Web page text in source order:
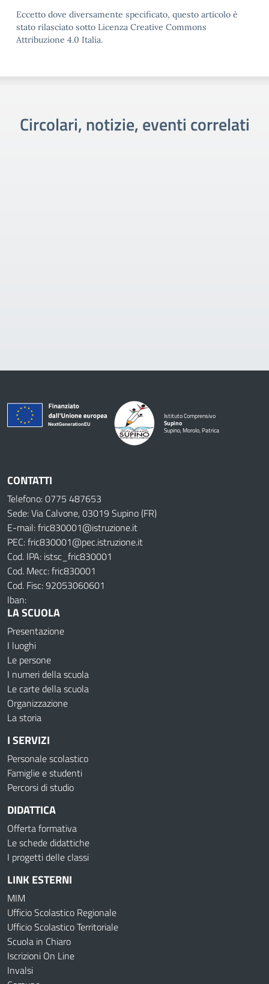
Eccetto dove diversamente specificato, questo articolo è
stato rilasciato sotto Licenza Creative Commons
Attribuzione 4.0 Italia.
Circolari, notizie, eventi correlati
Istituto Comprensivo
Supino
Supino, Morolo, Patrica
CONTATTI
Telefono: 0775 487653
Sede: Via Calvone, 03019 Supino (FR)
E-mail: fric830001@istruzione.it
PEC: fric830001@pec.istruzione.it
Cod. IPA: istsc_fric830001
Cod. Mecc: fric830001
Cod. Fisc: 92053060601
Iban:
LA SCUOLA
Presentazione
I luoghi
Le persone
I numeri della scuola
Le carte della scuola
Organizzazione
La storia
I SERVIZI
Personale scolastico
Famiglie e studenti
Percorsi di studio
DIDATTICA
Offerta formativa
Le schede didattiche
I progetti delle classi
LINK ESTERNI
MIM
Ufficio Scolastico Regionale
Ufficio Scolastico Territoriale
Scuola in Chiaro
Iscrizioni On Line
Invalsi